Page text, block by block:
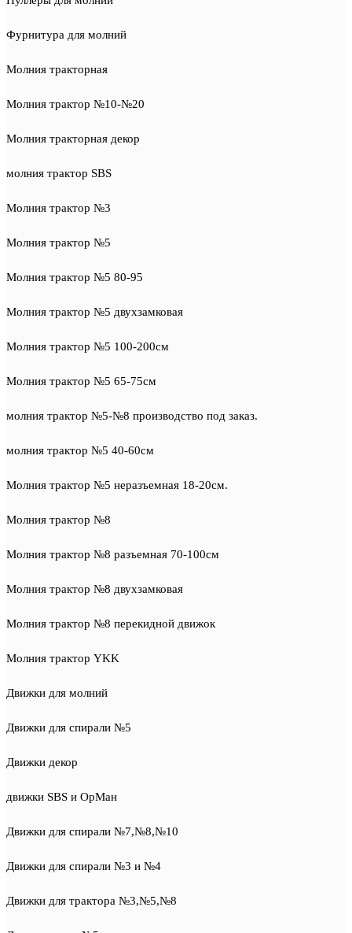
Фурнитура для молний
Молния тракторная
Молния трактор №10-№20
Молния тракторная декор
молния трактор SBS
Молния трактор №3
Молния трактор №5
Молния трактор №5 80-95
Молния трактор №5 двухзамковая
Молния трактор №5 100-200см
Молния трактор №5 65-75см
молния трактор №5-№8 производство под заказ.
молния трактор №5 40-60см
Молния трактор №5 неразъемная 18-20см.
Молния трактор №8
Молния трактор №8 разъемная 70-100см
Молния трактор №8 двухзамковая
Молния трактор №8 перекидной движок
Молния трактор YKK
Движки для молний
Движки для спирали №5
Движки декор
движки SBS и ОрМан
Движки для спирали №7,№8,№10
Движки для спирали №3 и №4
Движки для трактора №3,№5,№8